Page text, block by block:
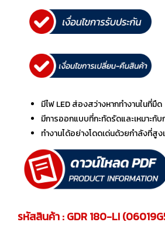
มีไฟ LED ส่องสว่างหากทำงานในที่มืด
มีการออกแบบที่กะทัดรัดและเหมาะกับ
ทำงานได้อย่างโดดเด่นด้วยกำลังที่สู
รหัสสินค้า : GDR 180-LI